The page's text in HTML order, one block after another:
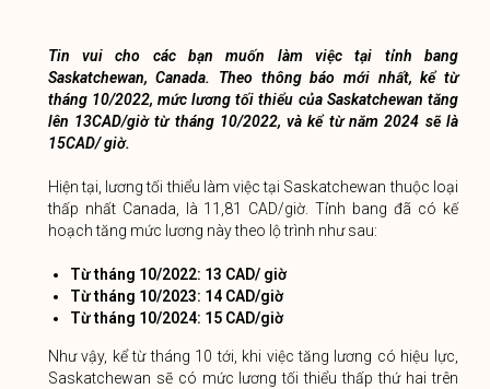
Tin vui cho các bạn muốn làm việc tại tỉnh bang
Saskatchewan, Canada. Theo thông báo mới nhất, kể từ
tháng 10/2022, mức lương tối thiểu của Saskatchewan tăng
lên 13CAD/giờ từ tháng 10/2022, và kể từ năm 2024 sẽ là
15CAD/ giờ.
Hiện tại, lương tối thiểu làm việc tại Saskatchewan thuộc loại
thấp nhất Canada, là 11,81 CAD/giờ. Tỉnh bang đã có kế
hoạch tăng mức lương này theo lộ trình như sau:
Từ tháng 10/2022: 13 CAD/ giờ
Từ tháng 10/2023: 14 CAD/giờ
Từ tháng 10/2024: 15 CAD/giờ
Như vậy, kể từ tháng 10 tới, khi việc tăng lương có hiệu lực,
Saskatchewan sẽ có mức lương tối thiểu thấp thứ hai trên